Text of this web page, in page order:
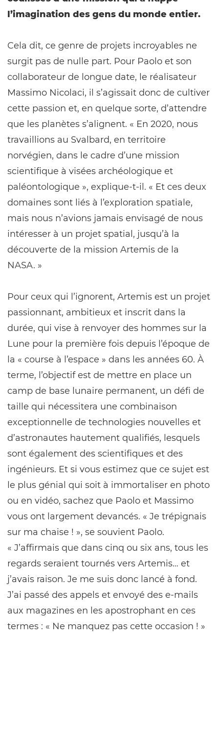
l’imagination des gens du monde entier.
Cela dit, ce genre de projets incroyables ne
surgit pas de nulle part. Pour Paolo et son
collaborateur de longue date, le réalisateur
Massimo Nicolaci, il s’agissait donc de cultiver
cette passion et, en quelque sorte, d’attendre
que les planètes s’alignent. « En 2020, nous
travaillions au Svalbard, en territoire
norvégien, dans le cadre d’une mission
scientifique à visées archéologique et
paléontologique », explique-t-il. « Et ces deux
domaines sont liés à l’exploration spatiale,
mais nous n’avions jamais envisagé de nous
intéresser à un projet spatial, jusqu’à la
découverte de la mission Artemis de la
NASA. »
Pour ceux qui l’ignorent, Artemis est un projet
passionnant, ambitieux et inscrit dans la
durée, qui vise à renvoyer des hommes sur la
Lune pour la première fois depuis l’époque de
la « course à l’espace » dans les années 60. À
terme, l’objectif est de mettre en place un
camp de base lunaire permanent, un défi de
taille qui nécessitera une combinaison
exceptionnelle de technologies nouvelles et
d’astronautes hautement qualifiés, lesquels
sont également des scientifiques et des
ingénieurs. Et si vous estimez que ce sujet est
le plus génial qui soit à immortaliser en photo
ou en vidéo, sachez que Paolo et Massimo
vous ont largement devancés. « Je trépignais
sur ma chaise ! », se souvient Paolo.
« J’affirmais que dans cinq ou six ans, tous les
regards seraient tournés vers Artemis… et
j’avais raison. Je me suis donc lancé à fond.
J’ai passé des appels et envoyé des e-mails
aux magazines en les apostrophant en ces
termes : « Ne manquez pas cette occasion ! »